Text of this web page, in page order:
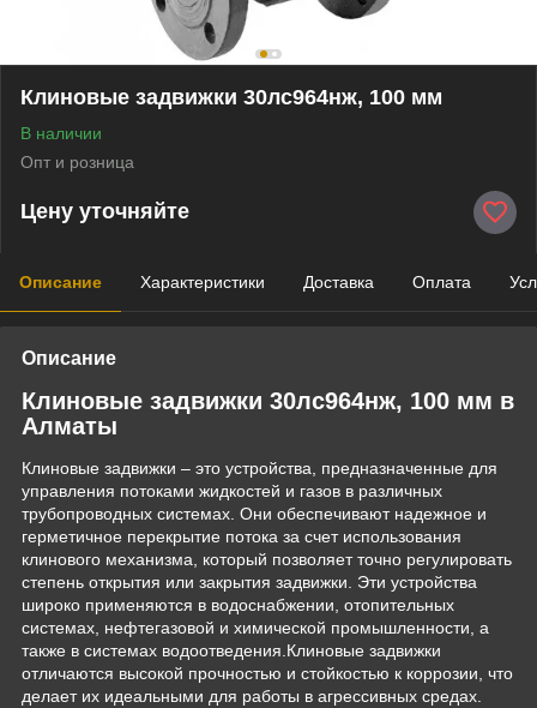
Клиновые задвижки 30лс964нж, 100 мм
В наличии
Опт и розница
Цену уточняйте
Описание Характеристики Доставка Оплата
Описание
Клиновые задвижки 30лс964нж, 100 мм в
Алматы
Клиновые задвижки – это устройства, предназначенные для
управления потоками жидкостей и газов в различных
трубопроводных системах. Они обеспечивают надежное и
герметичное перекрытие потока за счет использования
клинового механизма, который позволяет точно регулировать
степень открытия или закрытия задвижки. Эти устройства
широко применяются в водоснабжении, отопительных
системах, нефтегазовой и химической промышленности, а
также в системах водоотведения.Клиновые задвижки
отличаются высокой прочностью и стойкостью к коррозии, что
делает их идеальными для работы в агрессивных средах.